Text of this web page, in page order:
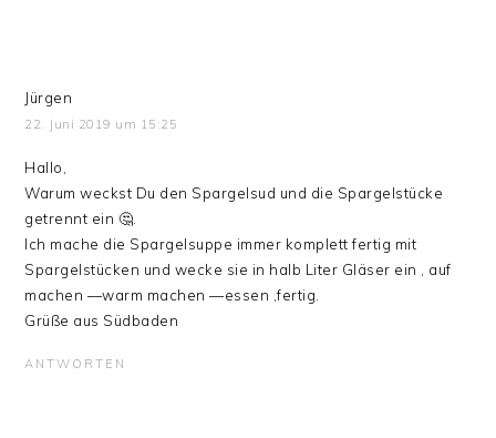
Jürgen
22. Juni 2019 um 15:25
Hallo,
Warum weckst Du den Spargelsud und die Spargelstücke
getrennt ein 🤔.
Ich mache die Spargelsuppe immer komplett fertig mit
Spargelstücken und wecke sie in halb Liter Gläser ein , auf
machen —warm machen —essen ,fertig.
Grüße aus Südbaden
ANTWORTEN